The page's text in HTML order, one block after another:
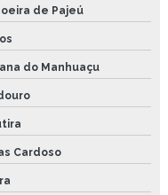
de Pajeú
do Manhuaçu
Cardoso